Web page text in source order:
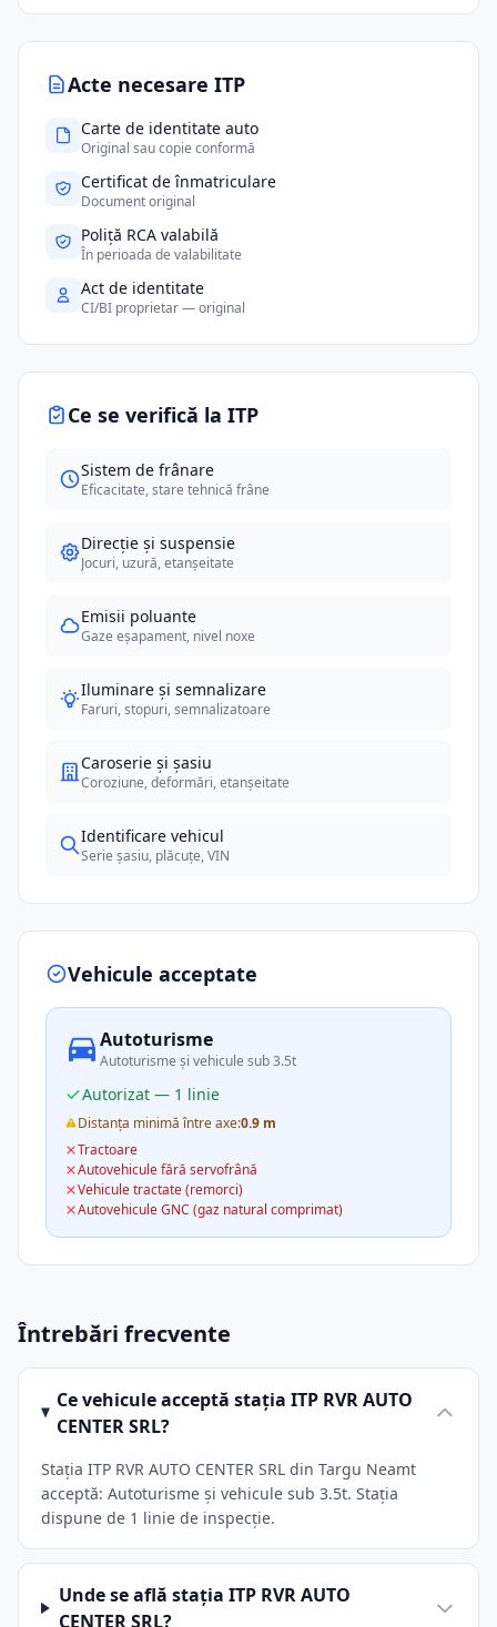
Acte necesare ITP
Carte de identitate auto
Original sau copie conformă
Certificat de înmatriculare
Document original
Poliță RCA valabilă
În perioada de valabilitate
Act de identitate
CI/BI proprietar — original
Ce se verifică la ITP
Sistem de frânare
Eficacitate, stare tehnică frâne
Direcție și suspensie
Jocuri, uzură, etanșeitate
Emisii poluante
Gaze eșapament, nivel noxe
Iluminare și semnalizare
Faruri, stopuri, semnalizatoare
Caroserie și șasiu
Coroziune, deformări, etanșeitate
Identificare vehicul
Serie șasiu, plăcuțe, VIN
Vehicule acceptate
Autoturisme
Autoturisme și vehicule sub 3.5t
Autorizat — 1 linie
Distanța minimă între axe:0.9 m
Tractoare
Autovehicule fără servofrână
Vehicule tractate (remorci)
Autovehicule GNC (gaz natural comprimat)
Întrebări frecvente
Ce vehicule acceptă stația ITP RVR AUTO
CENTER SRL?
Stația ITP RVR AUTO CENTER SRL din Targu Neamt
acceptă: Autoturisme și vehicule sub 3.5t. Stația
dispune de 1 linie de inspecție.
Unde se află stația ITP RVR AUTO
CENTER SRL?